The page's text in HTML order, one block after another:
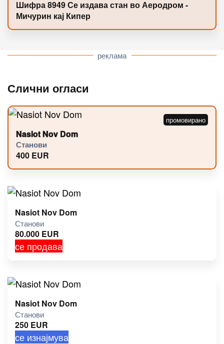
Шифра 8949 Се издава стан во Аеродром -
Мичурин кај Кипер
реклама
Слични огласи
Nasiot Nov Dom
Станови
400 EUR
Nasiot Nov Dom
Станови
80.000 EUR
се продава
Nasiot Nov Dom
Станови
250 EUR
се изнајмува